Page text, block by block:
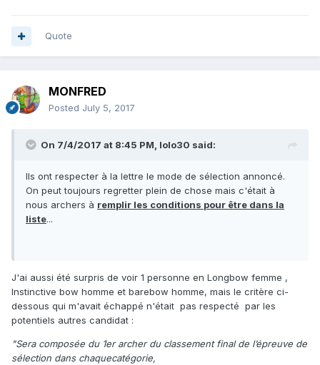
Quote
MONFRED
Posted July 5, 2017
On 7/4/2017 at 8:45 PM, lolo30 said:
Ils ont respecter à la lettre le mode de sélection annoncé.
On peut toujours regretter plein de chose mais c'était à
nous archers à remplir les conditions pour être dans la
liste...
J'ai aussi été surpris de voir 1 personne en Longbow femme ,
Instinctive bow homme et barebow homme, mais le critère ci-
dessous qui m'avait échappé n'était pas respecté par les
potentiels autres candidat :
"Sera composée du 1er archer du classement final de l’épreuve de
sélection dans chaquecatégorie,